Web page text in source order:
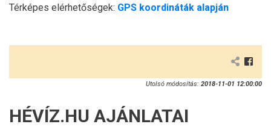
Térképes elérhetőségek: GPS koordináták alapján
Utolsó módosítás: 2018-11-01 12:00:00
HÉVÍZ.HU AJÁNLATAI